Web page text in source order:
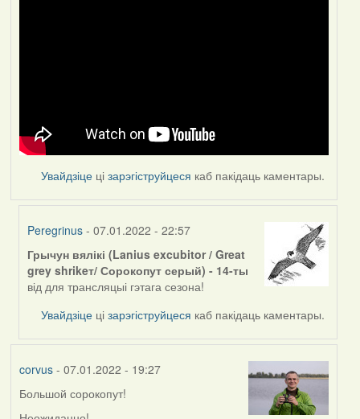
Увайдзіце цізарэгіструйцеся каб пакідаць каментары.
Peregrinus - 07.01.2022 - 22:57
In
reply
to
Грычун вялікі (Lanius excubitor / Great
grey shrikeт/ Сорокопут серый) - 14-ты
від для трансляцыі гэтага сезона!
Увайдзіце цізарэгіструйцеся каб пакідаць каментары.
corvus- 07.01.2022 - 19:27
Большой сорокопут!